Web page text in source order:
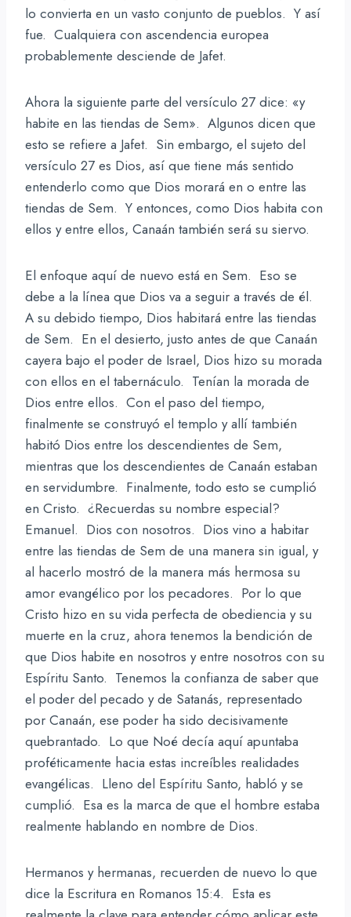
lo convierta en un vasto conjunto de pueblos. Y así
fue. Cualquiera con ascendencia europea
probablemente desciende de Jafet.
Ahora la siguiente parte del versículo 27 dice: «y
habite en las tiendas de Sem». Algunos dicen que
esto se refiere a Jafet. Sin embargo, el sujeto del
versículo 27 es Dios, así que tiene más sentido
entenderlo como que Dios morará en o entre las
tiendas de Sem. Y entonces, como Dios habita con
ellos y entre ellos, Canaán también será su siervo.
El enfoque aquí de nuevo está en Sem. Eso se
debe a la línea que Dios va a seguir a través de él.
A su debido tiempo, Dios habitará entre las tiendas
de Sem. En el desierto, justo antes de que Canaán
cayera bajo el poder de Israel, Dios hizo su morada
con ellos en el tabernáculo. Tenían la morada de
Dios entre ellos. Con el paso del tiempo,
finalmente se construyó el templo y allí también
habitó Dios entre los descendientes de Sem,
mientras que los descendientes de Canaán estaban
en servidumbre. Finalmente, todo esto se cumplió
en Cristo. ¿Recuerdas su nombre especial?
Emanuel. Dios con nosotros. Dios vino a habitar
entre las tiendas de Sem de una manera sin igual, y
al hacerlo mostró de la manera más hermosa su
amor evangélico por los pecadores. Por lo que
Cristo hizo en su vida perfecta de obediencia y su
muerte en la cruz, ahora tenemos la bendición de
que Dios habite en nosotros y entre nosotros con su
Espíritu Santo. Tenemos la confianza de saber que
el poder del pecado y de Satanás, representado
por Canaán, ese poder ha sido decisivamente
quebrantado. Lo que Noé decía aquí apuntaba
proféticamente hacia estas increíbles realidades
evangélicas. Lleno del Espíritu Santo, habló y se
cumplió. Esa es la marca de que el hombre estaba
realmente hablando en nombre de Dios.
Hermanos y hermanas, recuerden de nuevo lo que
dice la Escritura en Romanos 15:4. Esta es